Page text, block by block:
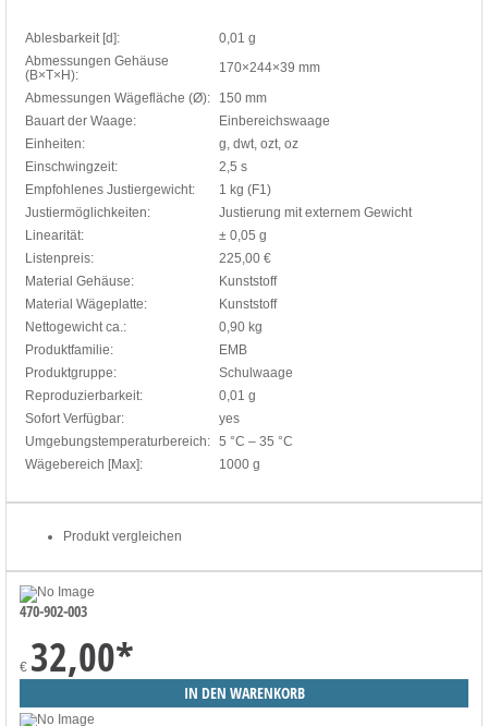
Ablesbarkeit [d]:
0,01 g
Abmessungen Gehäuse
(B×T×H):
170×244×39 mm
Abmessungen Wägefläche (Ø):
150 mm
Bauart der Waage:
Einbereichswaage
Einheiten:
g, dwt, ozt, oz
Einschwingzeit:
2,5 s
Empfohlenes Justiergewicht:
1 kg (F1)
Justiermöglichkeiten:
Justierung mit externem Gewicht
Linearität:
± 0,05 g
Listenpreis:
225,00 €
Material Gehäuse:
Kunststoff
Material Wägeplatte:
Kunststoff
Nettogewicht ca.:
0,90 kg
Produktfamilie:
EMB
Produktgruppe:
Schulwaage
Reproduzierbarkeit:
0,01 g
Sofort Verfügbar:
yes
Umgebungstemperaturbereich: 5 °C – 35 °C
Wägebereich [Max]:
1000 g
Produkt vergleichen
470-902-003
€ 32,00*